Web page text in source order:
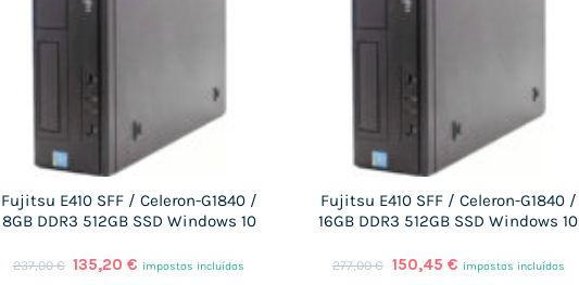
Fujitsu E410 SFF / Celeron-G1840 /
8GB DDR3 512GB SSD Windows 10
237,00€ O
135,20€ O
preço
impostos incluídos
Fujitsu E410 SFF / Celeron-G1840 /
16GB DDR3 512GB SSD Windows 10
277,00€ O
150,45 €O
preço
impostos incluídos